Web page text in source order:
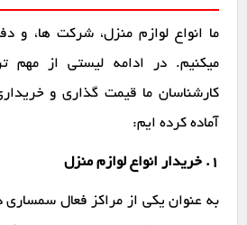
ما انواع لوازم منزل، شرکت ها، و
میکنیم. در ادامه لیستی از مهم
کارشناسان ما قیمت گذاری و
آماده کرده ایم:
1. خریدار انواع لوازم منزل
به عنوان یکی از مراکز فعال سمساری